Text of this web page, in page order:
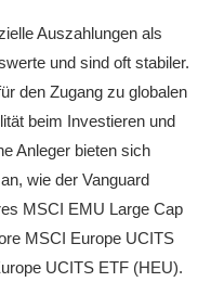
Auszahlungen als
und sind oft stabiler.
den Zugang zu globalen
beim Investieren und
Anleger bieten sich
wie der Vanguard
MSCI EMU Large Cap
MSCI Europe UCITS
UCITS ETF (HEU).